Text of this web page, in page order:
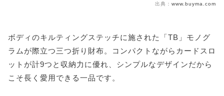
出典： www.buyma.com
ボディのキルティングステッチに施された「TB」モノグ
ラムが際立つ三つ折り財布。コンパクトながらカードスロ
ットが計9つと収納力に優れ、シンプルなデザインだから
こそ長く愛用できる一品です。